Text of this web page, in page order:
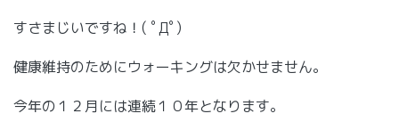
すさまじいですね！( ﾟДﾟ)
健康維持のためにウォーキングは欠かせません。
今年の１２月には連続１０年となります。